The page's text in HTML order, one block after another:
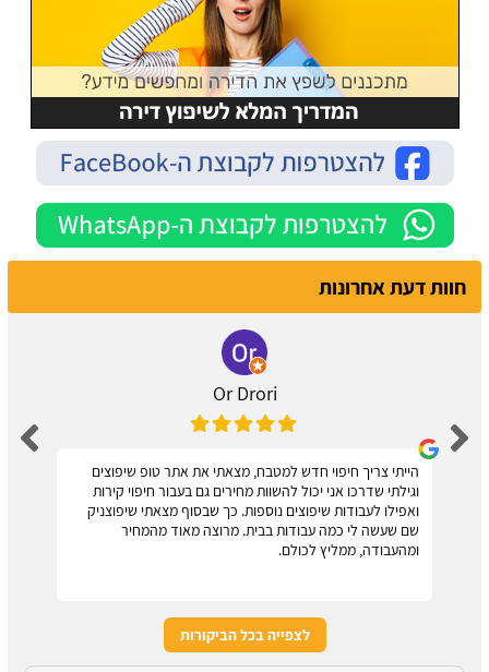
חוות דעת אחרונות
Or Drori
הייתי צריך חיפוי חדש למטבח, מצאתי את אתר טופ שיפוצים
וגילתי שדרכו אני יכול להשוות מחירים גם בעבור חיפוי קירות
ואפילו לעבודות שיפוצים נוספות. כך שבסוף מצאתי שיפוצניק
שם שעשה לי כמה עבודות בבית. מרוצה מאוד מהמחיר
ומהעבודה, ממליץ לכולם.
לצפייה בכל הביקורות